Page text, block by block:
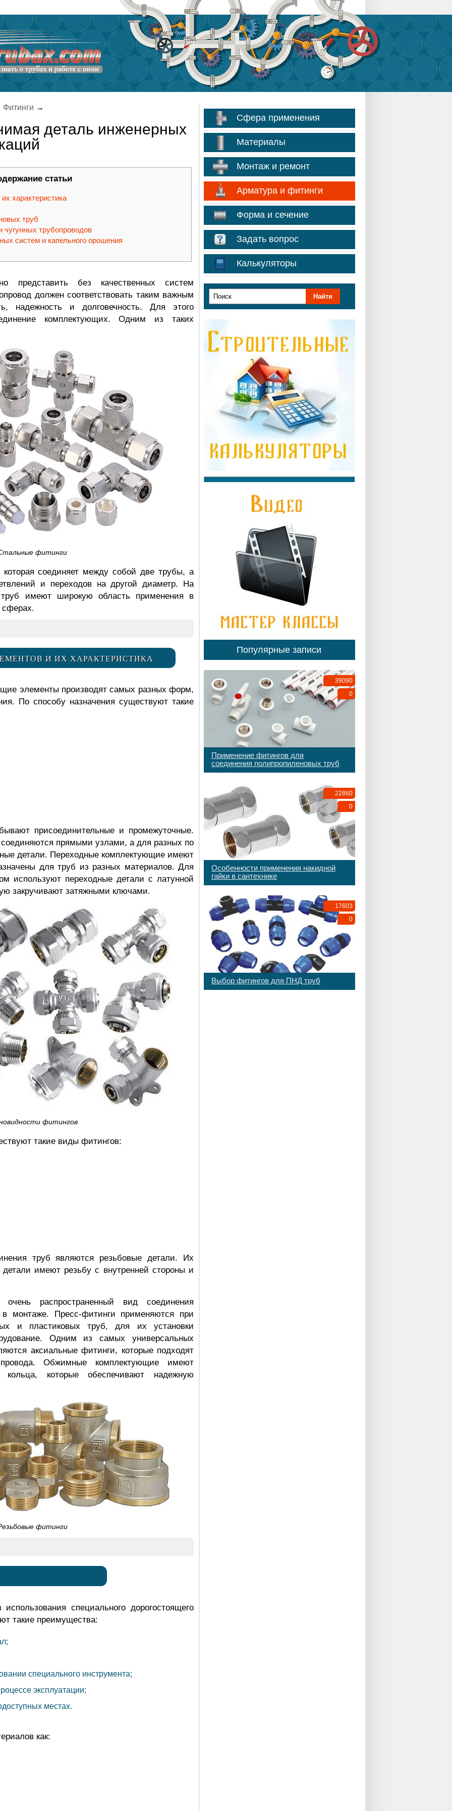
Фитинги →
деталь инженерных
статьи
характеристика
труб
трубопроводов
систем и капельного орошения
представить без качественных систем
должен соответствовать таким важным
надежность и долговечность. Для этого
комплектующих. Одним из таких
фитинги
соединяет между собой две трубы, а
и переходов на другой диаметр. На
имеют широкую область применения в
И ИХ ХАРАКТЕРИСТИКА
элементы производят самых разных форм,
По способу назначения существуют такие
присоединительные и промежуточные.
прямыми узлами, а для разных по
детали. Переходные комплектующие имеют
для труб из разных материалов. Для
используют переходные детали с латунной
закручивают затяжными ключами.
фитингов
такие виды фитингов:
труб являются резьбовые детали. Их
имеют резьбу с внутренней стороны и
распространенный вид соединения
монтаже. Пресс-фитинги применяются при
и пластиковых труб, для их установки
Одним из самых универсальных
аксиальные фитинги, которые подходят
Обжимные комплектующие имеют
кольца, которые обеспечивают надежную
фитинги
специального дорогостоящего
такие преимущества:
специального инструмента;
эксплуатации;
местах.
как:
Сфера применения
Материалы
Монтаж и ремонт
Арматура и фитинги
Форма и сечение
Задать вопрос
Калькуляторы
Популярные записи
39090
0
Применение фитингов для
соединения полипропиленовых труб
22860
0
Особенности применения накидной
гайки в сантехнике
17603
0
Выбор фитингов для ПНД труб